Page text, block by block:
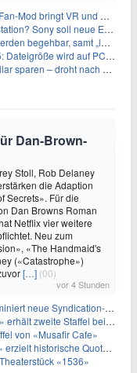
und Ego-Perspektive nach Kanto
soll neue Einnahmequellen prüfen
samt „lebensgroßem Leon“
auf PC und Konsolen deutlich reduziert
Übernahme die nächste Entlassungswelle?
Dan-Brown-
Stoll, Rob Delaney
die Adaption
Secrets». Für die
Dan Browns Roman
Netflix vier weitere
Neu zum
«The Handmaid's
(«Catastrophe»)
[…] (00)
vor 4 Stunden
neue Syndication-Formate
zweite Staffel bei Peacock
von «Musafir Cafe»
Quotenserie für NBC
«1536»